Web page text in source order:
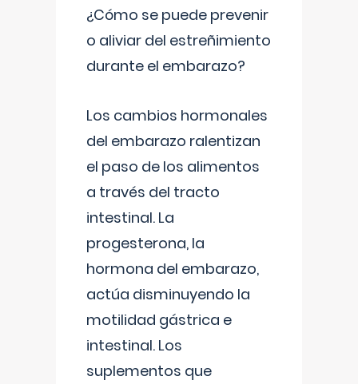
¿Cómo se puede prevenir
o aliviar del estreñimiento
durante el embarazo?
Los cambios hormonales
del embarazo ralentizan
el paso de los alimentos
a través del tracto
intestinal. La
progesterona, la
hormona del embarazo,
actúa disminuyendo la
motilidad gástrica e
intestinal. Los
suplementos que